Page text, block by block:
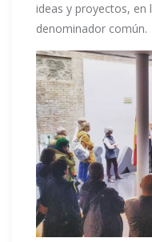
ideas y proyectos, en
denominador común.